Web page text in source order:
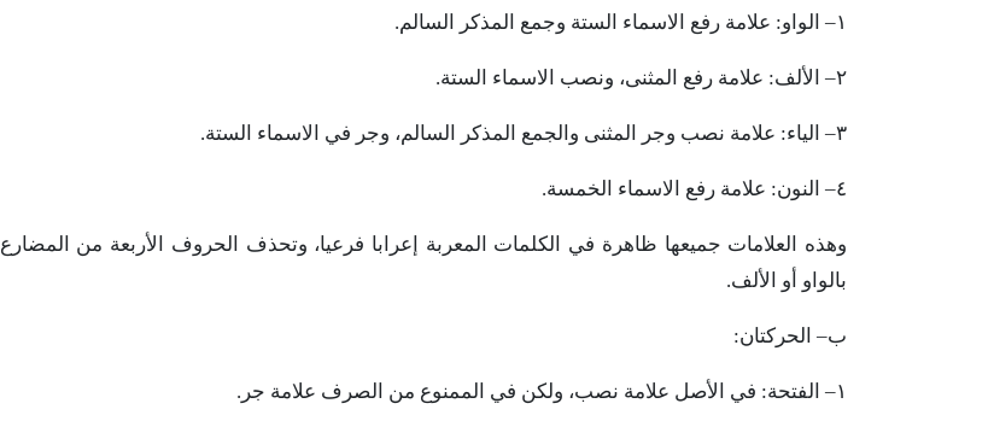
١– الواو: علامة رفع الاسماء الستة وجمع المذكر السالم.
٢– الألف: علامة رفع المثنى، ونصب الاسماء الستة.
٣– الياء: علامة نصب وجر المثنى والجمع المذكر السالم، وجر في الاسماء الستة.
٤– النون: علامة رفع الاسماء الخمسة.
وهذه العلامات جميعها ظاهرة في الكلمات المعربة إعرابا فرعيا، وتحذف الحروف الأربعة من المضارع
بالواو أو الألف.
ب– الحركتان:
١– الفتحة: في الأصل علامة نصب، ولكن في الممنوع من الصرف علامة جر .